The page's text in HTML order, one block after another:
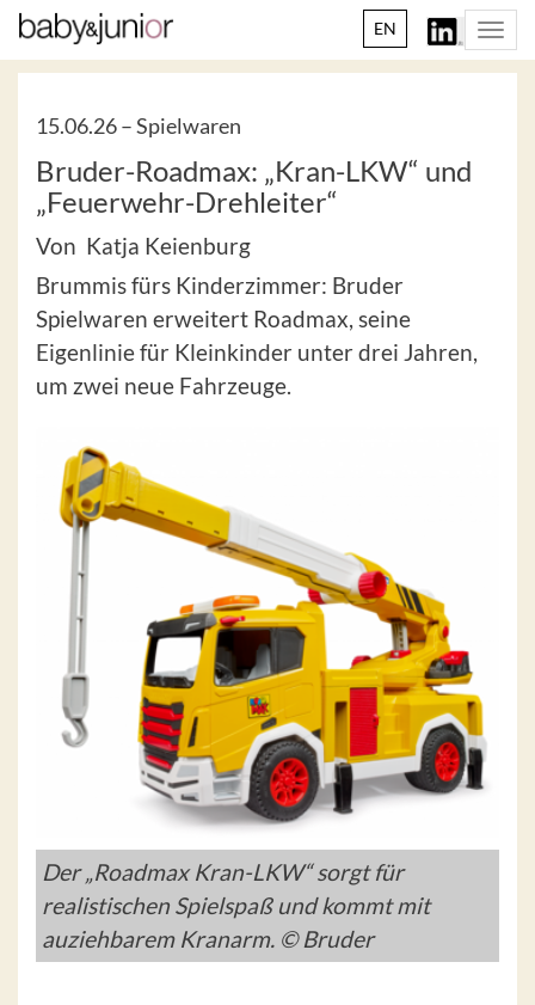
EN
15.06.26 –Spielwaren
Bruder-Roadmax: „Kran-LKW“ und
„Feuerwehr-Drehleiter“
Von Katja Keienburg
Brummis fürs Kinderzimmer: Bruder
Spielwaren erweitert Roadmax, seine
Eigenlinie für Kleinkinder unter drei Jahren,
um zwei neue Fahrzeuge.
Der „Roadmax Kran-LKW“ sorgt für
realistischen Spielspaß und kommt mit
auziehbarem Kranarm. © Bruder